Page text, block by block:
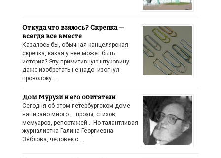
Откуда что взялось? Скрепка —
всегда все вместе
Казалось бы, обычная канцелярская
скрепка, какая у неё может быть
история? Эту примитивную штуковину
даже изобретать не надо: изогнул
проволоку …
Дом Мурузи и его обитатели
Сегодня об этом петербургском доме
написано много — прозы, стихов,
мемуаров, репортажей… Но талантливая
журналистка Галина Георгиевна
Зяблова, человек с …